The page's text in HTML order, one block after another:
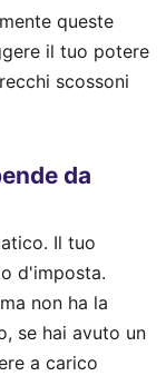
queste
il tuo potere
scossoni
da
Il tuo
d'imposta.
non ha la
se hai avuto un
a carico